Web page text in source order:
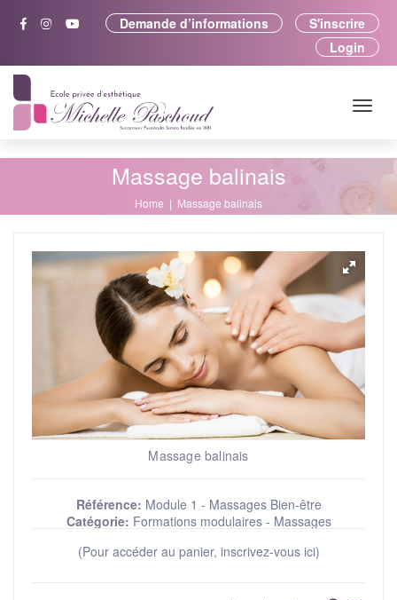
Demande d’informations
S'inscrire
Login
Massage balinais
Home Massage balinais
Massage balinais
Référence: Module 1 - Massages Bien-être
Catégorie: Formations modulaires - Massages
(Pour accéder au panier, inscrivez-vous ici)